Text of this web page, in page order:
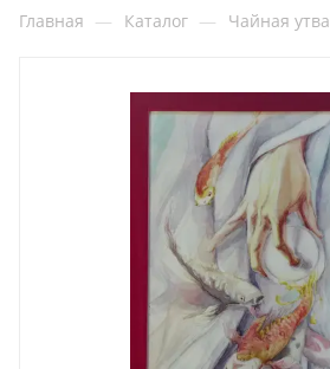
Главная — Каталог — Чайная